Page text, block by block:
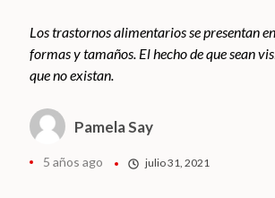
Los trastornos alimentarios se presentan
formas y tamaños. El hecho de que sean
que no existan.
Pamela Say
5 años ago julio 31, 2021